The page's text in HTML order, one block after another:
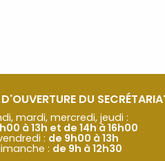
DU
mardi, mercredi, jeudi :
à 13h et de 14h à 16h00
: de 9h00 à 13h
: de 9h à 12h30